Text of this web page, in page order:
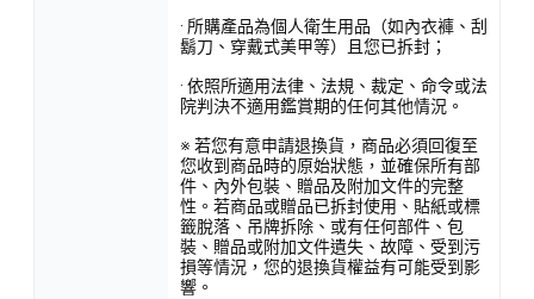
· 所購產品為個人衛生用品（如內衣褲、刮
鬍刀、穿戴式美甲等）且您已拆封；
· 依照所適用法律、法規、裁定、命令或法
院判決不適用鑑賞期的任何其他情況。
※ 若您有意申請退換貨，商品必須回復至
您收到商品時的原始狀態，並確保所有部
件、內外包裝、贈品及附加文件的完整
性。若商品或贈品已拆封使用、貼紙或標
籤脫落、吊牌拆除、或有任何部件、包
裝、贈品或附加文件遺失、故障、受到污
損等情況，您的退換貨權益有可能受到影
響。